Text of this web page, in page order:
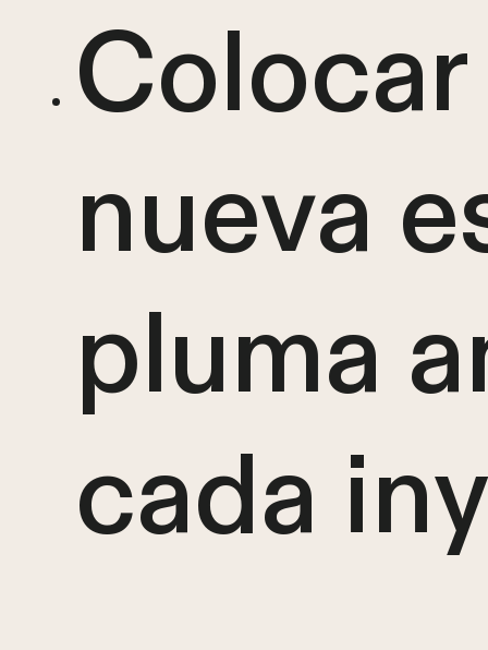
nueva
pluma
cada